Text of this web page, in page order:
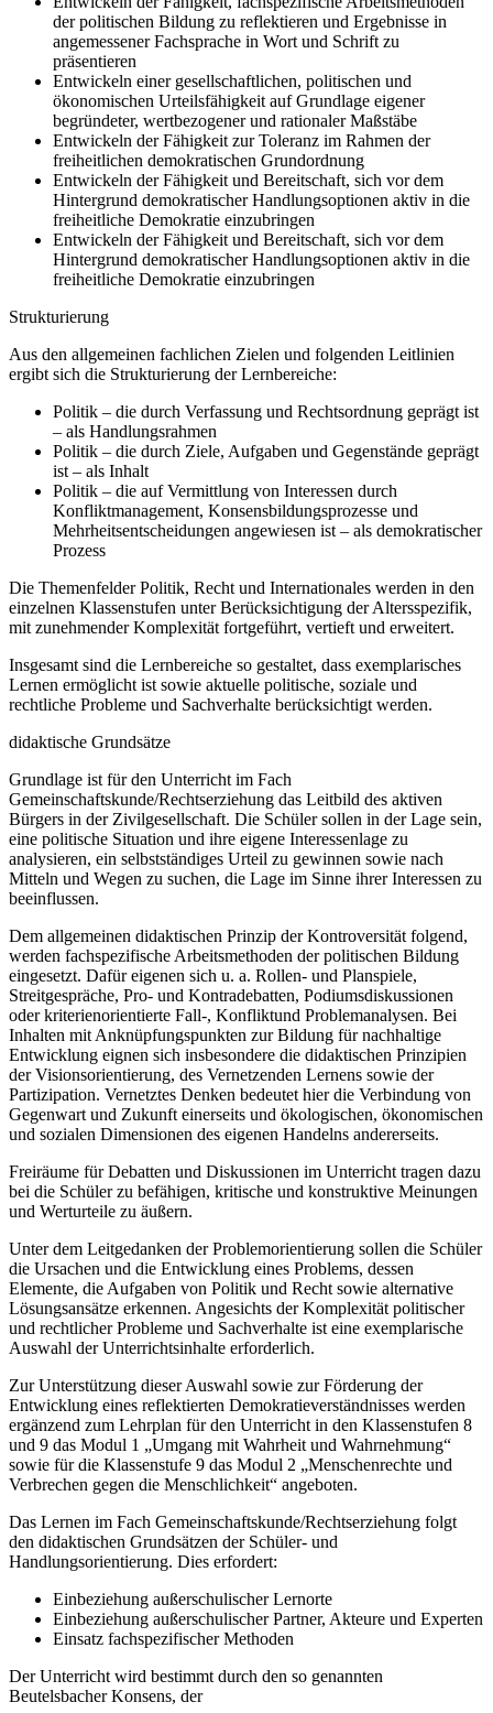
der politischen Bildung zu reflektieren und Ergebnisse in
angemessener Fachsprache in Wort und Schrift zu
präsentieren
Entwickeln einer gesellschaftlichen, politischen und
ökonomischen Urteilsfähigkeit auf Grundlage eigener
begründeter, wertbezogener und rationaler Maßstäbe
Entwickeln der Fähigkeit zur Toleranz im Rahmen der
freiheitlichen demokratischen Grundordnung
Entwickeln der Fähigkeit und Bereitschaft, sich vor dem
Hintergrund demokratischer Handlungsoptionen aktiv in die
freiheitliche Demokratie einzubringen
Entwickeln der Fähigkeit und Bereitschaft, sich vor dem
Hintergrund demokratischer Handlungsoptionen aktiv in die
freiheitliche Demokratie einzubringen
Strukturierung
Aus den allgemeinen fachlichen Zielen und folgenden Leitlinien
ergibt sich die Strukturierung der Lernbereiche:
Politik – die durch Verfassung und Rechtsordnung geprägt ist
– als Handlungsrahmen
Politik – die durch Ziele, Aufgaben und Gegenstände geprägt
ist – als Inhalt
Politik – die auf Vermittlung von Interessen durch
Konfliktmanagement, Konsensbildungsprozesse und
Mehrheitsentscheidungen angewiesen ist – als demokratischer
Prozess
Die Themenfelder Politik, Recht und Internationales werden in den
einzelnen Klassenstufen unter Berücksichtigung der Altersspezifik,
mit zunehmender Komplexität fortgeführt, vertieft und erweitert.
Insgesamt sind die Lernbereiche so gestaltet, dass exemplarisches
Lernen ermöglicht ist sowie aktuelle politische, soziale und
rechtliche Probleme und Sachverhalte berücksichtigt werden.
didaktische Grundsätze
Grundlage ist für den Unterricht im Fach
Gemeinschaftskunde/Rechtserziehung das Leitbild des aktiven
Bürgers in der Zivilgesellschaft. Die Schüler sollen in der Lage sein,
eine politische Situation und ihre eigene Interessenlage zu
analysieren, ein selbstständiges Urteil zu gewinnen sowie nach
Mitteln und Wegen zu suchen, die Lage im Sinne ihrer Interessen zu
beeinflussen.
Dem allgemeinen didaktischen Prinzip der Kontroversität folgend,
werden fachspezifische Arbeitsmethoden der politischen Bildung
eingesetzt. Dafür eigenen sich u. a. Rollen- und Planspiele,
Streitgespräche, Pro- und Kontradebatten, Podiumsdiskussionen
oder kriterienorientierte Fall-, Konfliktund Problemanalysen. Bei
Inhalten mit Anknüpfungspunkten zur Bildung für nachhaltige
Entwicklung eignen sich insbesondere die didaktischen Prinzipien
der Visionsorientierung, des Vernetzenden Lernens sowie der
Partizipation. Vernetztes Denken bedeutet hier die Verbindung von
Gegenwart und Zukunft einerseits und ökologischen, ökonomischen
und sozialen Dimensionen des eigenen Handelns andererseits.
Freiräume für Debatten und Diskussionen im Unterricht tragen dazu
bei die Schüler zu befähigen, kritische und konstruktive Meinungen
und Werturteile zu äußern.
Unter dem Leitgedanken der Problemorientierung sollen die Schüler
die Ursachen und die Entwicklung eines Problems, dessen
Elemente, die Aufgaben von Politik und Recht sowie alternative
Lösungsansätze erkennen. Angesichts der Komplexität politischer
und rechtlicher Probleme und Sachverhalte ist eine exemplarische
Auswahl der Unterrichtsinhalte erforderlich.
Zur Unterstützung dieser Auswahl sowie zur Förderung der
Entwicklung eines reflektierten Demokratieverständnisses werden
ergänzend zum Lehrplan für den Unterricht in den Klassenstufen 8
und 9 das Modul 1 „Umgang mit Wahrheit und Wahrnehmung“
sowie für die Klassenstufe 9 das Modul 2 „Menschenrechte und
Verbrechen gegen die Menschlichkeit“ angeboten.
Das Lernen im Fach Gemeinschaftskunde/Rechtserziehung folgt
den didaktischen Grundsätzen der Schüler- und
Handlungsorientierung. Dies erfordert:
Einbeziehung außerschulischer Lernorte
Einbeziehung außerschulischer Partner, Akteure und Experten
Einsatz fachspezifischer Methoden
Der Unterricht wird bestimmt durch den so genannten
Beutelsbacher Konsens, der